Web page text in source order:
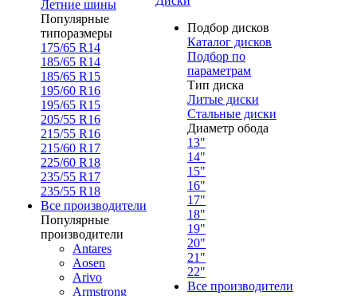
Летние шины
Популярные
типоразмеры
175/65 R14
185/65 R14
185/65 R15
195/60 R16
195/65 R15
205/55 R16
215/55 R16
215/60 R17
225/60 R18
235/55 R17
235/55 R18
Все производители
Популярные
производители
Antares
Aosen
Arivo
Armstrong
Подбор дисков
Каталог дисков
Подбор по
параметрам
Тип диска
Литые диски
Стальные диски
Диаметр обода
13"
14"
15"
16"
17"
18"
19"
20"
21"
22"
Все производители